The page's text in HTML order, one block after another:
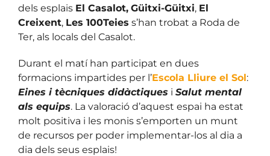
dels esplais El Casalot, Güitxi-Güitxi, El
Creixent, Les 100Teies s’han trobat a Roda de
Ter, als locals del Casalot.
Durant el matí han participat en dues
formacions impartides per l’Escola Lliure el Sol:
Eines i tècniques didàctiquesi Salut mental
als equips. La valoració d’aquest espai ha estat
molt positiva i les monis s’emporten un munt
de recursos per poder implementar-los al dia a
dia dels seus esplais!